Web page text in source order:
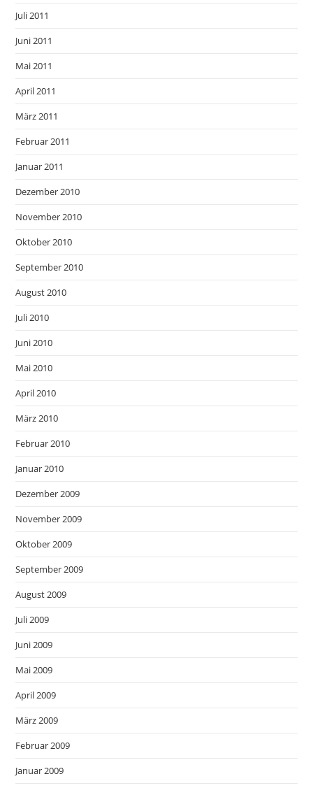
Juli 2011
Juni 2011
Mai 2011
April 2011
März 2011
Februar 2011
Januar 2011
Dezember 2010
November 2010
Oktober 2010
September 2010
August 2010
Juli 2010
Juni 2010
Mai 2010
April 2010
März 2010
Februar 2010
Januar 2010
Dezember 2009
November 2009
Oktober 2009
September 2009
August 2009
Juli 2009
Juni 2009
Mai 2009
April 2009
März 2009
Februar 2009
Januar 2009